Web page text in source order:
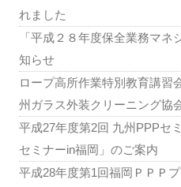
れました
「平成２８年度保全業務マ
知らせ
ロープ高所作業特別教育講習
州ガラス外装クリーニング協会
平成27年度第2回 九州PPPセ
セミナーin福岡」のご案内
平成28年度第1回福岡ＰＰＰ